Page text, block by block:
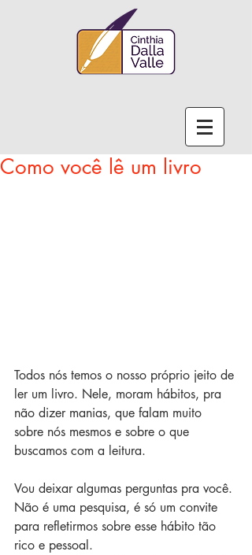
Como você lê um livro
Todos nós temos o nosso próprio jeito de
ler um livro. Nele, moram hábitos, pra
não dizer manias, que falam muito
sobre nós mesmos e sobre o que
buscamos com a leitura.
Vou deixar algumas perguntas pra você.
Não é uma pesquisa, é só um convite
para refletirmos sobre esse hábito tão
rico e pessoal.